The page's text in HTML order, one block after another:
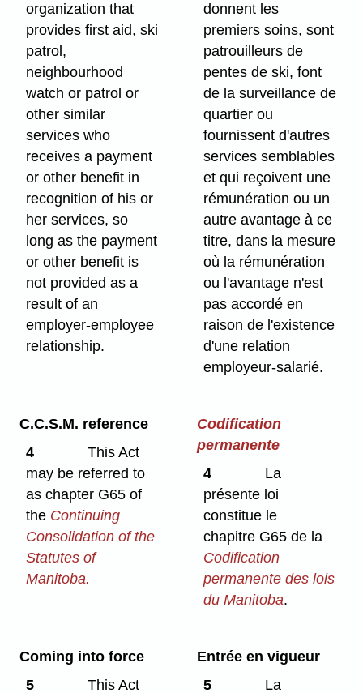
organization that
provides first aid, ski
patrol,
neighbourhood
watch or patrol or
other similar
services who
receives a payment
or other benefit in
recognition of his or
her services, so
long as the payment
or other benefit is
not provided as a
result of an
employer-employee
relationship.
donnent les
premiers soins, sont
patrouilleurs de
pentes de ski, font
de la surveillance de
quartier ou
fournissent d'autres
services semblables
et qui reçoivent une
rémunération ou un
autre avantage à ce
titre, dans la mesure
où la rémunération
ou l'avantage n'est
pas accordé en
raison de l'existence
d'une relation
employeur-salarié.
C.C.S.M. reference
4
This Act
may be referred to
as chapter G65 of
the Continuing
Consolidation of the
Statutes of
Manitoba.
Codification
permanente
4
La
présente loi
constitue le
chapitre G65 de la
Codification
permanente des lois
du Manitoba.
Coming into force
5
This Act
Entrée en vigueur
5
La